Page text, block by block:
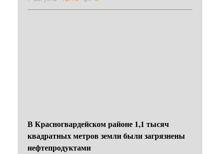
В Красногвардейском районе 1,1 тысяч
квадратных метров земли были загрязнены
нефтепродуктами